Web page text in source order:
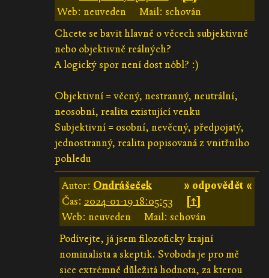
Web: neuveden
Mail: schován
Chcete se bavit hlavně o věcech subjektivně
nebo objektivně reálných?
A logický spor není dost nóbl? :)
Objektivní = věcný, nestranný, neutrální,
neosobní, realita existující venku
Subjektivní = osobní, nevěcný, předpojatý,
jednostranný, realita popisovaná z vnitřního
pohledu
» odpovědět «
Autor: Ondrášeček
Čas: 2024-01-19 18:05:53
[↑]
Web: neuveden
Mail: schován
Podívejte, já jsem filozoficky krajní
nominalista a skeptik. Svoboda je pro mě
sice extrémně důležitá hodnota, za kterou